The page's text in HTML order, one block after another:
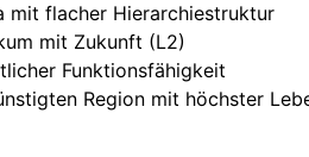
mit flacher Hierarchiestruktur
mit Zukunft (L2)
Funktionsfähigkeit
Region mit höchster